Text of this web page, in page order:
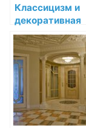
Классицизм и
декоративная
лепнина:
воссоздание
идеалов
древности